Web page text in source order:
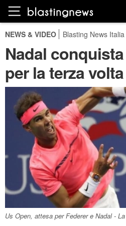
NEWS & VIDEO Blasting News Italia
Nadal
per la terza volta
Us Open, attesa per Federer e Nadal -